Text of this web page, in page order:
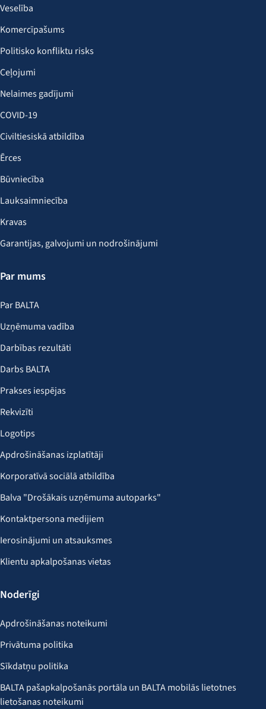
Veselība
Komercīpašums
Politisko konfliktu risks
Ceļojumi
Nelaimes gadījumi
COVID-19
Civiltiesiskā atbildība
Ērces
Būvniecība
Lauksaimniecība
Kravas
Garantijas, galvojumi un nodrošinājumi
Par mums
Par BALTA
Uzņēmuma vadība
Darbības rezultāti
Darbs BALTA
Prakses iespējas
Rekvizīti
Logotips
Apdrošināšanas izplatītāji
Korporatīvā sociālā atbildība
Balva "Drošākais uzņēmuma autoparks"
Kontaktpersona medijiem
Ierosinājumi un atsauksmes
Klientu apkalpošanas vietas
Noderīgi
Apdrošināšanas noteikumi
Privātuma politika
Sīkdatņu politika
BALTA pašapkalpošanās portāla un BALTA mobilās lietotnes
lietošanas noteikumi